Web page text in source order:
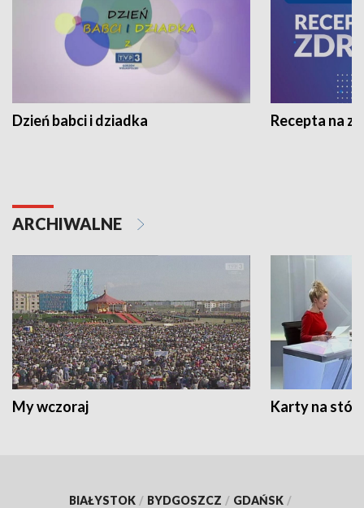
Dzień babci i dziadka Recepta na
ARCHIWALNE
My wczoraj Karty na
BIAŁYSTOK / BYDGOSZCZ / GDAŃSK /